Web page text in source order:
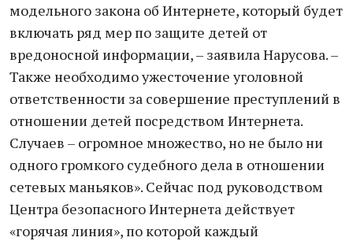
модельного закона об Интернете, который будет
включать ряд мер по защите детей от
вредоносной информации, – заявила Нарусова. –
Также необходимо ужесточение уголовной
ответственности за совершение преступлений в
отношении детей посредством Интернета.
Случаев – огромное множество, но не было ни
одного громкого судебного дела в отношении
сетевых маньяков». Сейчас под руководством
Центра безопасного Интернета действует
«горячая линия», по которой каждый